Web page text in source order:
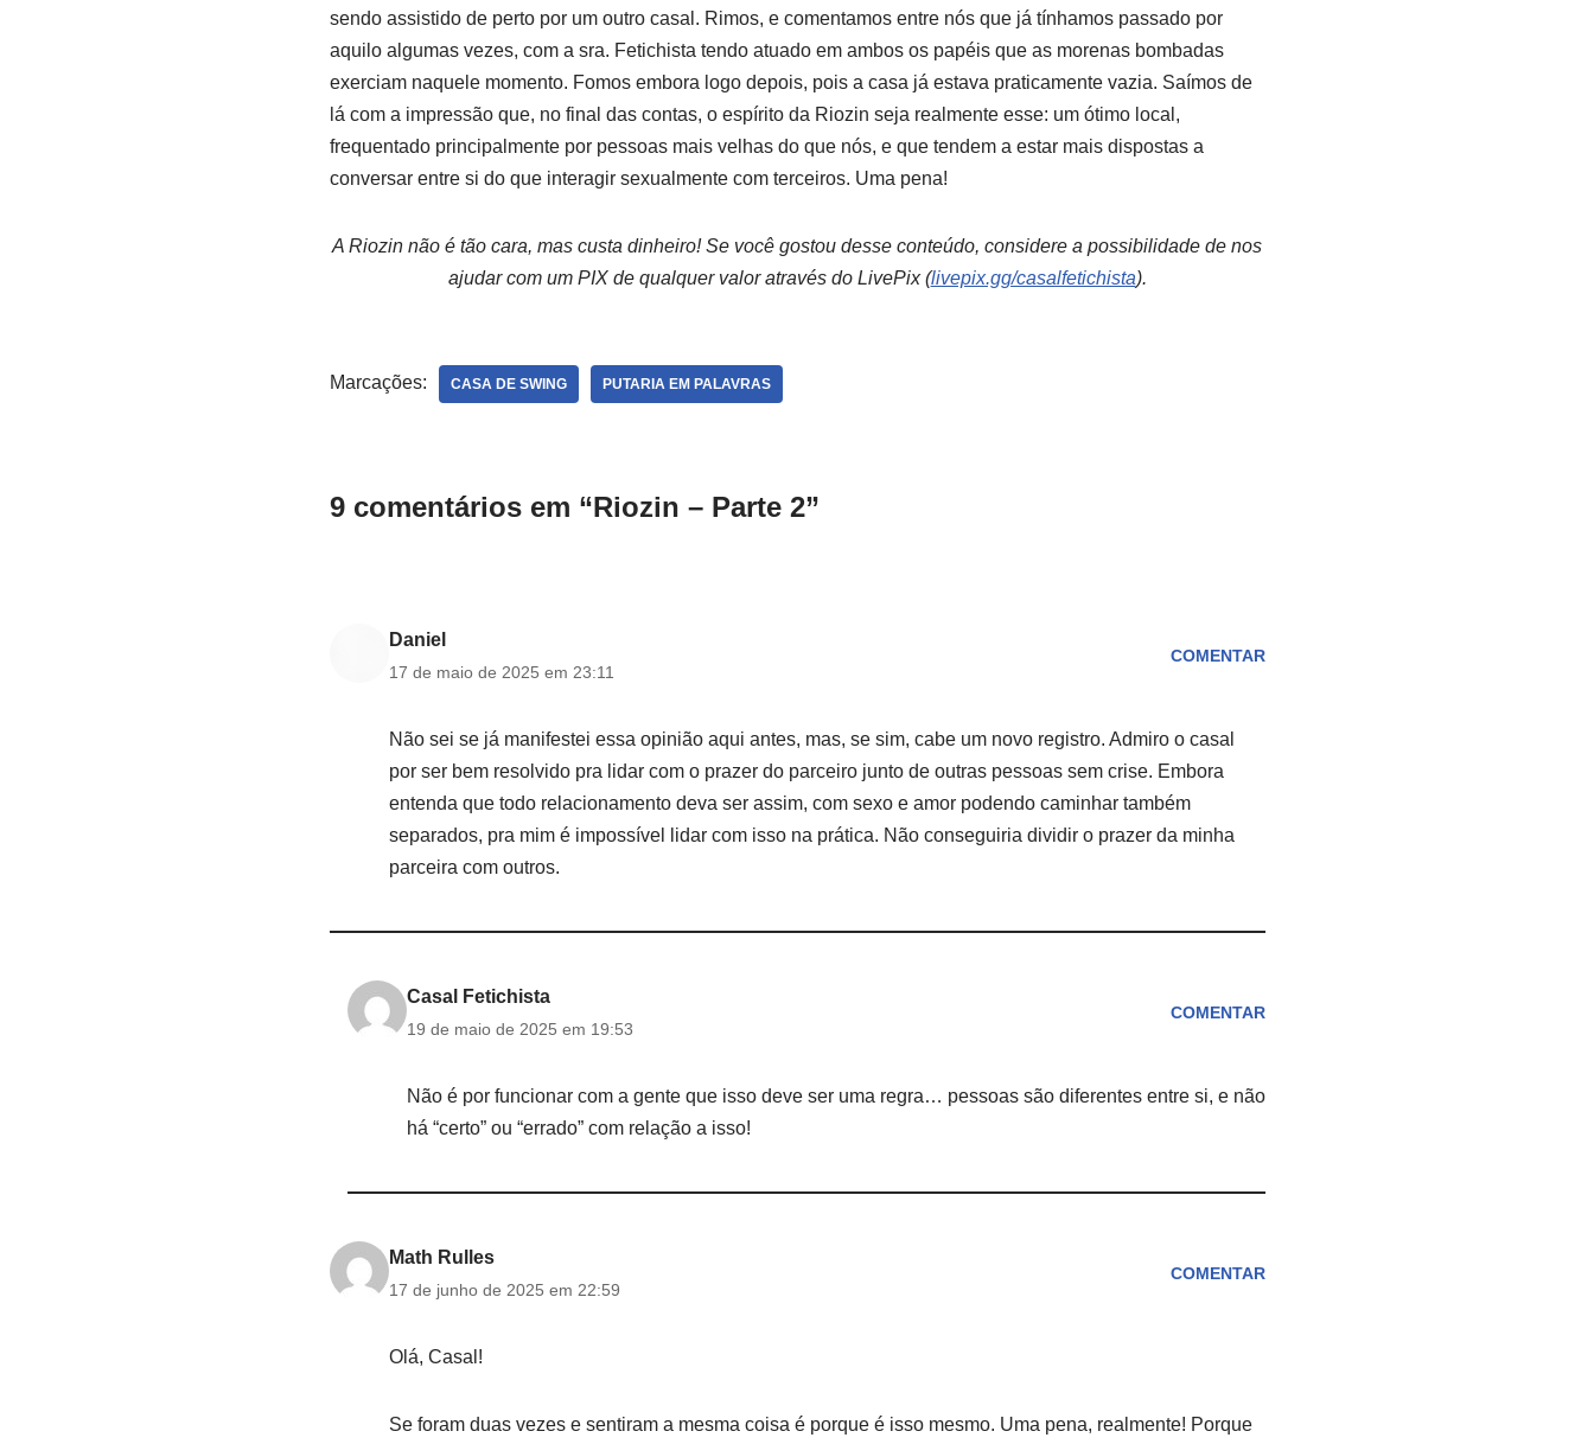
sendo assistido de perto por um outro casal. Rimos, e comentamos entre nós que já tínhamos passado por
aquilo algumas vezes, com a sra. Fetichista tendo atuado em ambos os papéis que as morenas bombadas
exerciam naquele momento. Fomos embora logo depois, pois a casa já estava praticamente vazia. Saímos de
lá com a impressão que, no final das contas, o espírito da Riozin seja realmente esse: um ótimo local,
frequentado principalmente por pessoas mais velhas do que nós, e que tendem a estar mais dispostas a
conversar entre si do que interagir sexualmente com terceiros. Uma pena!
A Riozin não é tão cara, mas custa dinheiro! Se você gostou desse conteúdo, considere a possibilidade de nos
ajudar com um PIX de qualquer valor através do LivePix (livepix.gg/casalfetichista).
Marcações: CASA DE SWING PUTARIA EM PALAVRAS
9 comentários em “Riozin – Parte 2”
Daniel
17 de maio de 2025 em 23:11
COMENTAR
Não sei se já manifestei essa opinião aqui antes, mas, se sim, cabe um novo registro. Admiro o casal
por ser bem resolvido pra lidar com o prazer do parceiro junto de outras pessoas sem crise. Embora
entenda que todo relacionamento deva ser assim, com sexo e amor podendo caminhar também
separados, pra mim é impossível lidar com isso na prática. Não conseguiria dividir o prazer da minha
parceira com outros.
Casal Fetichista
19 de maio de 2025 em 19:53
COMENTAR
Não é por funcionar com a gente que isso deve ser uma regra… pessoas são diferentes entre si, e não
há “certo” ou “errado” com relação a isso!
Math Rulles
17 de junho de 2025 em 22:59
COMENTAR
Olá, Casal!
Se foram duas vezes e sentiram a mesma coisa é porque é isso mesmo. Uma pena, realmente! Porque